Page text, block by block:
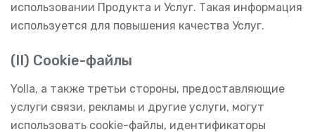
использовании Продукта и Услуг. Такая информация
используется для повышения качества Услуг.
(II) Cookie-файлы
Yolla, а также третьи стороны, предоставляющие
услуги связи, рекламы и другие услуги, могут
использовать cookie-файлы, идентификаторы